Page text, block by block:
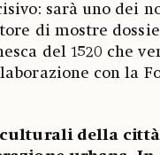
sarà uno dei
di mostre
del 1520 che
con la
della città